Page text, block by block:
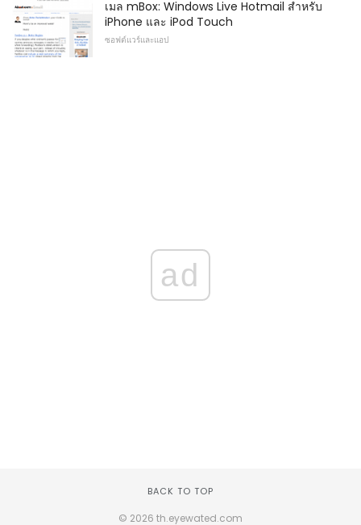
เมล mBox: Windows Live Hotmail สำหรับ
iPhone และ iPod Touch
ซอฟต์แวร์และแอป
ad
BACK TO TOP
© 2026 th.eyewated.com